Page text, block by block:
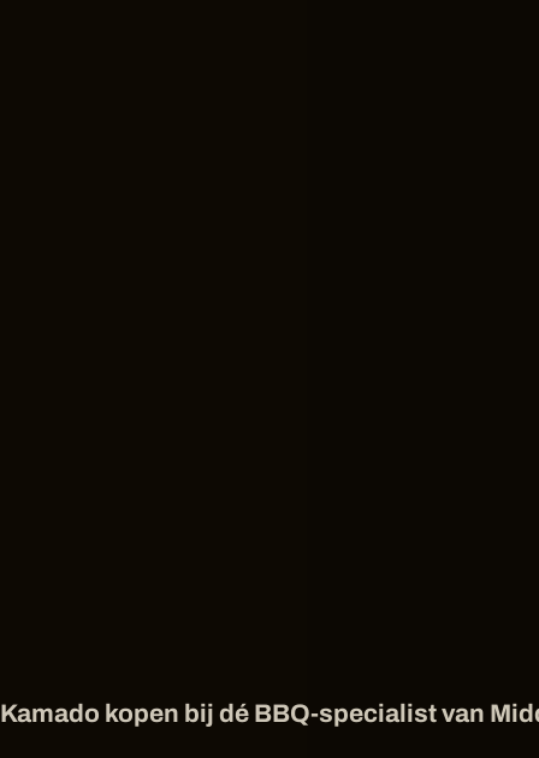
Kamado kopen bij dé BBQ-specialist van